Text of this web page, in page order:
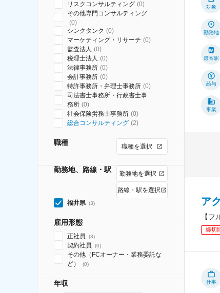
リスクコンサルティング (0)
その他専門コンサルティング
(0)
シンクタンク (0)
マーケティング・リサーチ (0)
監査法人 (0)
税理士法人 (0)
法律事務所 (0)
会計事務所 (0)
特許事務所・弁理士事務所 (0)
司法書士事務所・行政書士事
務所 (0)
社会保険労務士事務所 (0)
総合コンサルティング (2)
職種 職種を選択
勤務地、路線・駅 勤務地を選択
路線・駅を選択
福井県 (3)
雇用形態
正社員 (3)
契約社員 (0)
その他（FCオーナー・業務委託な
ど）
(0)
年収
対象
勤務地
最寄駅
給与
事業
ア
【
締切
仕事